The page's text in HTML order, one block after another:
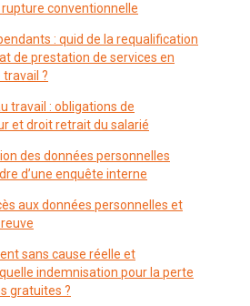
conventionnelle
: quid de la requalification
de prestation de services en
?
travail : obligations de
et droit retrait du salarié
des données personnelles
d’une enquête interne
aux données personnelles et
sans cause réelle et
indemnisation pour la perte
gratuites ?